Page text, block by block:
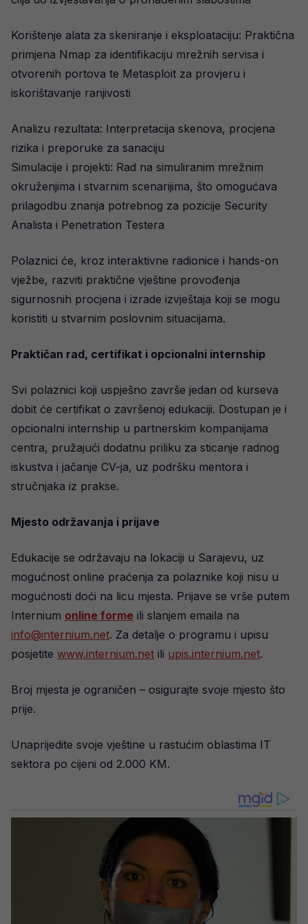
Korištenje alata za skeniranje i eksploataciju: Praktična
primjena Nmap za identifikaciju mrežnih servisa i
otvorenih portova te Metasploit za provjeru i
iskorištavanje ranjivosti
Analizu rezultata: Interpretacija skenova, procjena
rizika i preporuke za sanaciju
Simulacije i projekti: Rad na simuliranim mrežnim
okruženjima i stvarnim scenarijima, što omogućava
prilagodbu znanja potrebnog za pozicije Security
Analista i Penetration Testera
Polaznici će, kroz interaktivne radionice i hands-on
vježbe, razviti praktične vještine provođenja
sigurnosnih procjena i izrade izvještaja koji se mogu
koristiti u stvarnim poslovnim situacijama.
Praktičan rad, certifikat i opcionalni internship
Svi polaznici koji uspješno završe jedan od kurseva
dobit će certifikat o završenoj edukaciji. Dostupan je i
opcionalni internship u partnerskim kompanijama
centra, pružajući dodatnu priliku za sticanje radnog
iskustva i jačanje CV-ja, uz podršku mentora i
stručnjaka iz prakse.
Mjesto održavanja i prijave
Edukacije se održavaju na lokaciji u Sarajevu, uz
mogućnost online praćenja za polaznike koji nisu u
mogućnosti doći na licu mjesta. Prijave se vrše putem
Internium online forme ili slanjem emaila na
info@internium.net. Za detalje o programu i upisu
posjetite www.internium.net ili upis.internium.net.
Broj mjesta je ograničen – osigurajte svoje mjesto što
prije.
Unaprijedite svoje vještine u rastućim oblastima IT
sektora po cijeni od 2.000 KM.